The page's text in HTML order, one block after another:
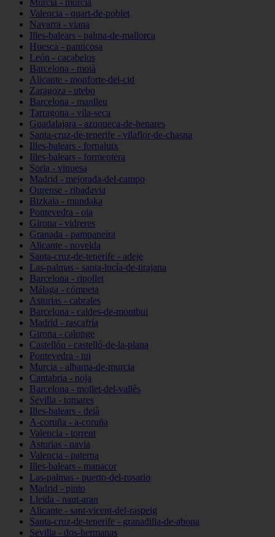
Murcia - murcia
Valencia - quart-de-poblet
Navarra - viana
Illes-balears - palma-de-mallorca
Huesca - panticosa
León - cacabelos
Barcelona - moià
Alicante - monforte-del-cid
Zaragoza - utebo
Barcelona - manlleu
Tarragona - vila-seca
Guadalajara - azuqueca-de-henares
Santa-cruz-de-tenerife - vilaflor-de-chasna
Illes-balears - fornalutx
Illes-balears - formentera
Soria - vinuesa
Madrid - mejorada-del-campo
Ourense - ribadavia
Bizkaia - mundaka
Pontevedra - oia
Girona - vidreres
Granada - pampaneira
Alicante - novelda
Santa-cruz-de-tenerife - adeje
Las-palmas - santa-lucía-de-tirajana
Barcelona - ripollet
Málaga - cómpeta
Asturias - cabrales
Barcelona - caldes-de-montbui
Madrid - rascafría
Girona - calonge
Castellón - castelló-de-la-plana
Pontevedra - tui
Murcia - alhama-de-murcia
Cantabria - noja
Barcelona - mollet-del-vallès
Sevilla - tomares
Illes-balears - deià
A-coruña - a-coruña
Valencia - torrent
Asturias - navia
Valencia - paterna
Illes-balears - manacor
Las-palmas - puerto-del-rosario
Madrid - pinto
Lleida - naut-aran
Alicante - sant-vicent-del-raspeig
Santa-cruz-de-tenerife - granadilla-de-abona
Sevilla - dos-hermanas